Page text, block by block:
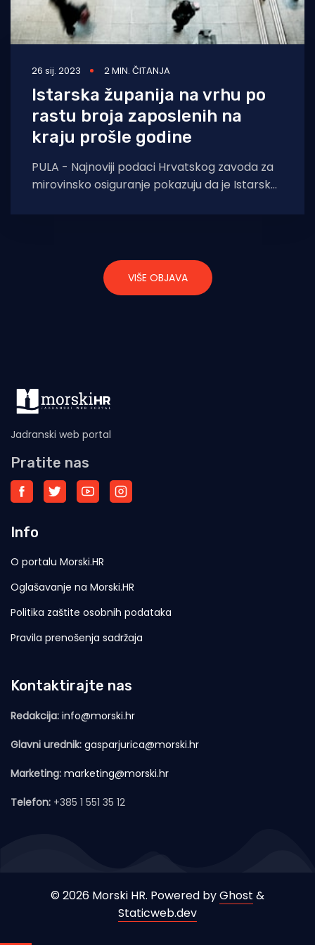
26 sij. 2023 2 MIN. ČITANJA
Istarska županija na vrhu po
rastu broja zaposlenih na
kraju prošle godine
PULA - Najnoviji podaci Hrvatskog zavoda za
mirovinsko osiguranje pokazuju da je Istarska
zaposlenih
VIŠE OBJAVA
Jadranski web portal
Pratite nas
Info
O portalu Morski.HR
Oglašavanje na Morski.HR
Politika zaštite osobnih podataka
Pravila prenošenja sadržaja
Kontaktirajte nas
Redakcija: info@morski.hr
Glavni urednik: gasparjurica@morski.hr
Marketing: marketing@morski.hr
Telefon: +385 1 551 35 12
© 2026 Morski HR. Powered byGhost &
Staticweb.dev